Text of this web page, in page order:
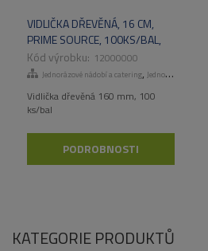
VIDLIČKA DŘEVĚNÁ, 16 CM,
PRIME SOURCE, 100KS/BAL,
20 BAL/KART 12000000
Jednorázové nádobí a catering, Jednorázové příbory, brčka, míchátka
Vidlička dřevěná 160 mm, 100
ks/bal
PODROBNOSTI
KATEGORIE PRODUKTŮ